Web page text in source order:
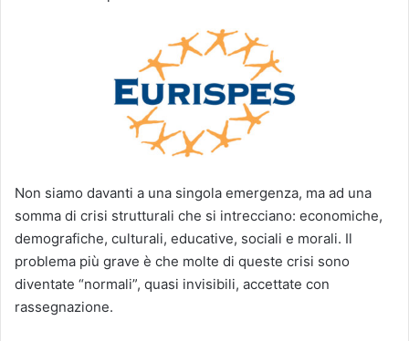
Non siamo davanti a una singola emergenza, ma ad una
somma di crisi strutturali che si intrecciano: economiche,
demografiche, culturali, educative, sociali e morali. Il
problema più grave è che molte di queste crisi sono
diventate “normali”, quasi invisibili, accettate con
rassegnazione.